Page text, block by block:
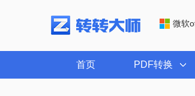
微软
首页 PDF转换